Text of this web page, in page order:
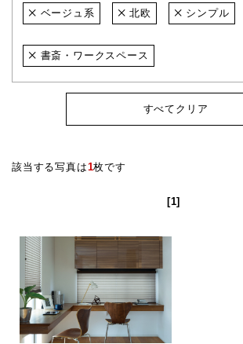
ベージュ系 北欧 シンプル
書斎・ワークスペース
すべてクリア
該当する写真は1枚です
[1]